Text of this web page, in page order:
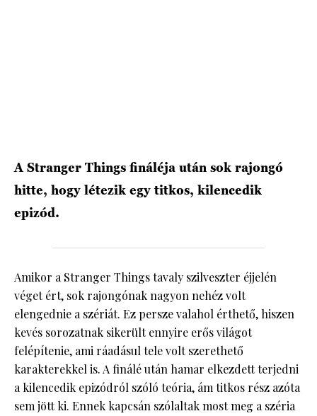
A Stranger Things fináléja után sok rajongó
hitte, hogy létezik egy titkos, kilencedik
epizód.
Amikor a Stranger Things tavaly szilveszter éjjelén
véget ért, sok rajongónak nagyon nehéz volt
elengednie a szériát. Ez persze valahol érthető, hiszen
kevés sorozatnak sikerült ennyire erős világot
felépítenie, ami ráadásul tele volt szerethető
karakterekkel is. A finálé után hamar elkezdett terjedni
a kilencedik epizódról szóló teória, ám titkos rész azóta
sem jött ki. Ennek kapcsán szólaltak most meg a széria